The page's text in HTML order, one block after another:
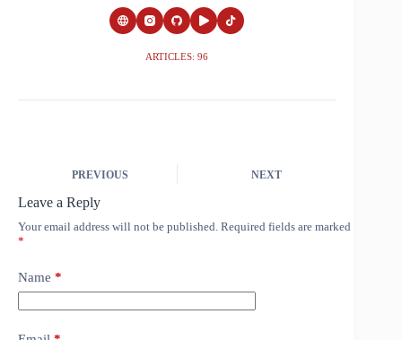
ARTICLES: 96
PREVIOUS NEXT
Leave a Reply
Your email address will not be published. Required fields are marked
*
Name *